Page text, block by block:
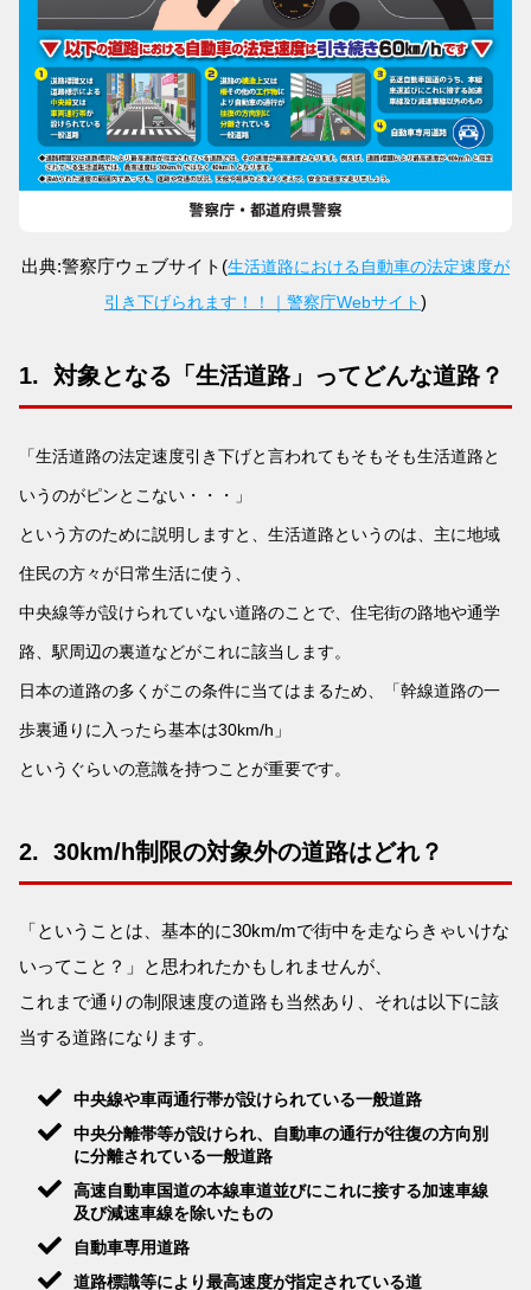
出典:警察庁ウェブサイト(生活道路における自動車の法定速度が
引き下げられます！！｜警察庁Webサイト)
1. 対象となる「生活道路」ってどんな道路？
「生活道路の法定速度引き下げと言われてもそもそも生活道路と
いうのがピンとこない・・・」
という方のために説明しますと、 生活道路というのは、主に地域
住民の方々が日常生活に使う、
中央線等が設けられていない道路のことで、 住宅街の路地や通学
路、駅周辺の裏道などがこれに該当します。
日本の道路の多くがこの条件に当てはまるため、「幹線道路の一
歩裏通りに入ったら基本は30km/h」
というぐらいの意識を持つことが重要です。
2. 30km/h制限の対象外の道路はどれ？
「ということは、基本的に30km/mで街中を走ならきゃいけな
いってこと？」と思われたかもしれませんが、
これまで通りの制限速度の道路も当然あり、それは以下に該
当する道路になります。
中央線や車両通行帯が設けられている一般道路
中央分離帯等が設けられ、自動車の通行が往復の方向別
に分離されている一般道路
高速自動車国道の本線車道並びにこれに接する加速車線
及び減速車線を除いたもの
自動車専用道路
道路標識等により最高速度が指定されている道